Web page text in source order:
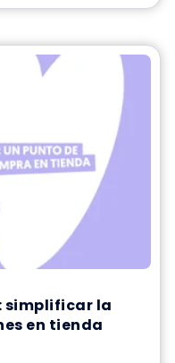
simplificar la
en tienda